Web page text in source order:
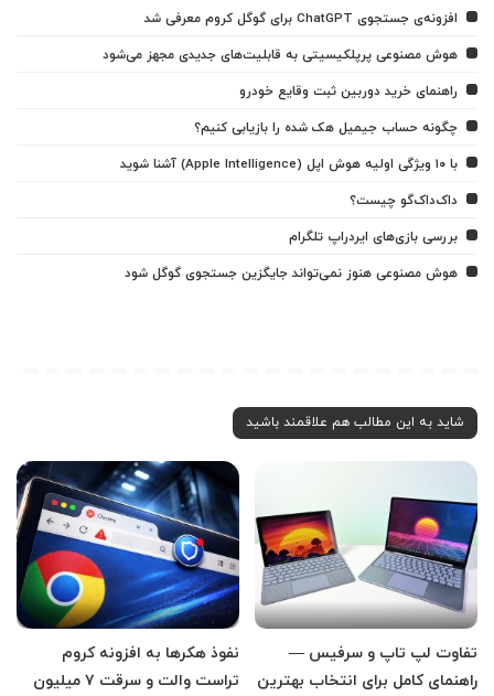
افزونه‌ی جستجوی ChatGPT برای گوگل کروم معرفی شد
هوش مصنوعی پرپلکیسیتی به قابلیت‌های جدیدی مجهز می‌شود
راهنمای خرید دوربین ثبت وقایع خودرو
چگونه حساب جیمیل هک شده را بازیابی کنیم؟
با ۱۰ ویژگی اولیه هوش اپل (Apple Intelligence) آشنا شوید
داک‌داک‌گو چیست؟
بررسی بازی‌های ایردراپ تلگرام
هوش مصنوعی هنوز نمی‌تواند جایگزین جستجوی گوگل شود
شاید به این مطالب هم علاقمند باشید
تفاوت لپ تاپ و سرفیس —
راهنمای کامل برای انتخاب بهترین
نفوذ هکرها به افزونه کروم
تراست والت و سرقت ۷ میلیون